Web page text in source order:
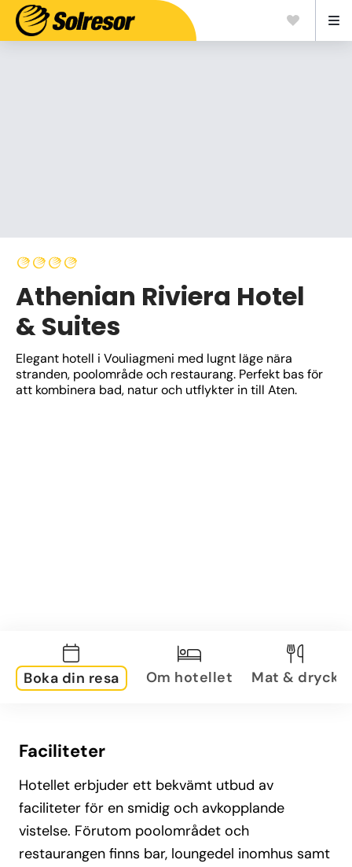
Athenian Riviera Hotel
& Suites
Elegant hotell i Vouliagmeni med lugnt läge nära
stranden, poolområde och restaurang. Perfekt bas för
att kombinera bad, natur och utflykter in till Aten.
Boka din resa Om hotellet Mat & dryck
Faciliteter
Hotellet erbjuder ett bekvämt utbud av
faciliteter för en smidig och avkopplande
vistelse. Förutom poolområdet och
restaurangen finns bar, loungedel inomhus samt